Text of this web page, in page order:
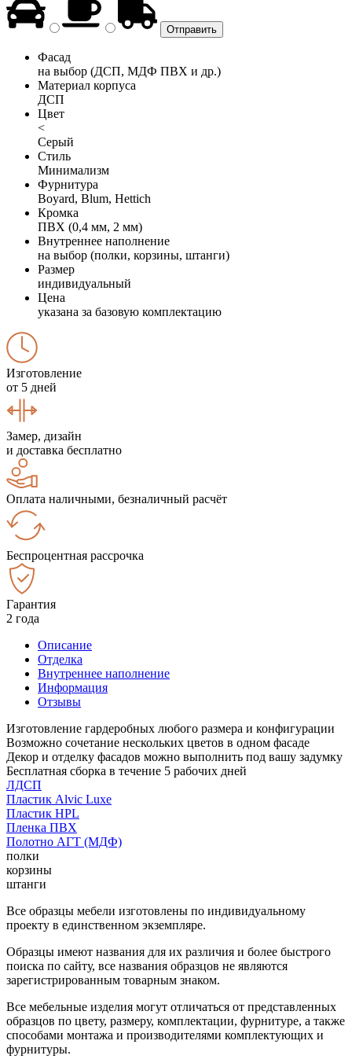
Фасад
на выбор (ДСП, МДФ ПВХ и др.)
Материал корпуса
ДСП
Цвет
<
Серый
Стиль
Минимализм
Фурнитура
Boyard, Blum, Hettich
Кромка
ПВХ (0,4 мм, 2 мм)
Внутреннее наполнение
на выбор (полки, корзины, штанги)
Размер
индивидуальный
Цена
указана за базовую комплектацию
Изготовление
от 5 дней
Замер, дизайн
и доставка бесплатно
Оплата наличными, безналичный расчёт
Беспроцентная рассрочка
Гарантия
2 года
Описание
Отделка
Внутреннее наполнение
Информация
Отзывы
Изготовление гардеробных любого размера и конфигурации
Возможно сочетание нескольких цветов в одном фасаде
Декор и отделку фасадов можно выполнить под вашу задумку
Бесплатная сборка в течение 5 рабочих дней
ЛДСП
Пластик Alvic Luxe
Пластик HPL
Пленка ПВХ
Полотно АГТ (МДФ)
полки
корзины
штанги
Все образцы мебели изготовлены по индивидуальному
проекту в единственном экземпляре.
Образцы имеют названия для их различия и более быстрого
поиска по сайту, все названия образцов не являются
зарегистрированным товарным знаком.
Все мебельные изделия могут отличаться от представленных
образцов по цвету, размеру, комплектации, фурнитуре, а также
способами монтажа и производителями комплектующих и
фурнитуры.